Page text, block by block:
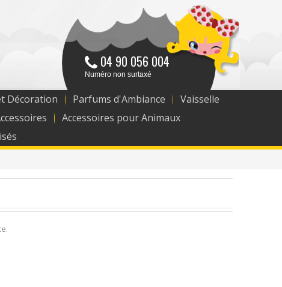
04 90 056 004
Numéro non surtaxé
Décoration Parfums d'Ambiance
Vaisselle
Accessoires pour Animaux